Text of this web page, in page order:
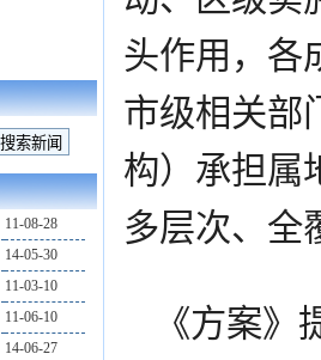
11-08-28
14-05-30
11-03-10
11-06-10
14-06-27
头作用，各
市级相关部
构）承担属
多层次、全
《方案